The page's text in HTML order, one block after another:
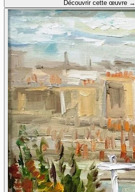
Découvrir cette œuvre →